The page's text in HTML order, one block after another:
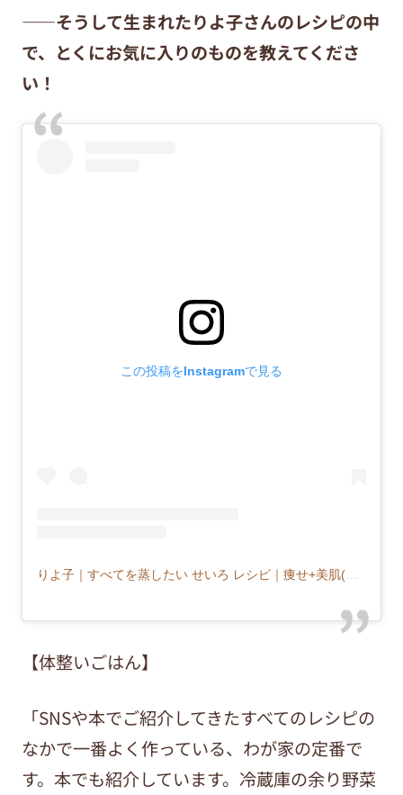
——そうして生まれたりよ子さんのレシピの中
で、とくにお気に入りのものを教えてくださ
い！
この投稿をInstagramで見る
りよ子｜すべてを蒸したい せいろ レシピ｜痩せ+美肌(@musu_riyoco)がシェアした投稿
【体整いごはん】
「SNSや本でご紹介してきたすべてのレシピの
なかで一番よく作っている、わが家の定番で
す。本でも紹介しています。冷蔵庫の余り野菜